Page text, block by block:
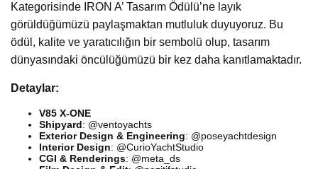
Kategorisinde IRON A’ Tasarım Ödülü’ne layık
görüldüğümüzü paylaşmaktan mutluluk duyuyoruz. Bu
ödül, kalite ve yaratıcılığın bir sembolü olup, tasarım
dünyasındaki öncülüğümüzü bir kez daha kanıtlamaktadır.
Detaylar:
V85 X-ONE
Shipyard: @ventoyachts
Exterior Design & Engineering: @poseyachtdesign
Interior Design: @CurioYachtStudio
CGI & Renderings: @meta_ds